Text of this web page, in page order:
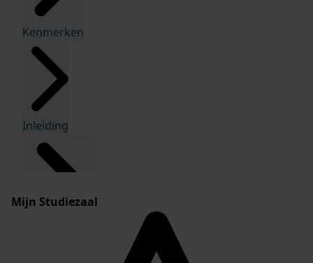
Kenmerken
Inleiding
Mijn Studiezaal